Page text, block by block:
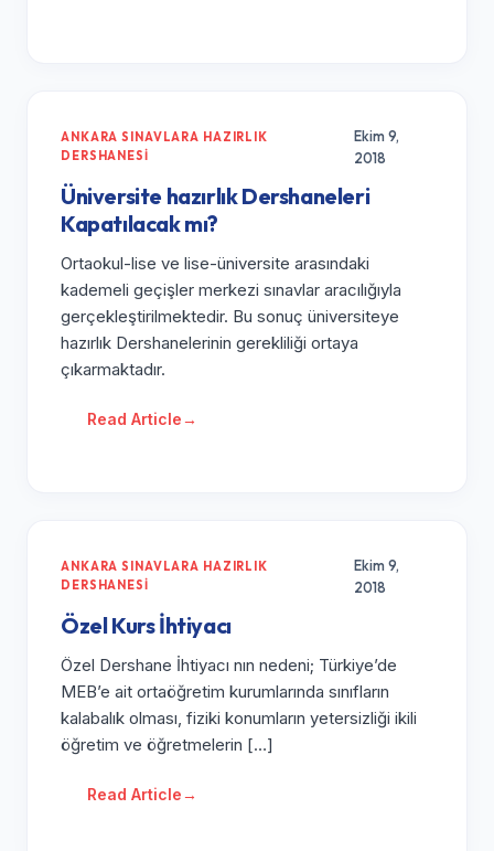
ANKARA SINAVLARA HAZIRLIK
DERSHANESI
Ekim 9,
2018
Üniversite hazırlık Dershaneleri
Kapatılacak mı?
Ortaokul-lise ve lise-üniversite arasındaki
kademeli geçişler merkezi sınavlar aracılığıyla
gerçekleştirilmektedir. Bu sonuç üniversiteye
hazırlık Dershanelerinin gerekliliği ortaya
çıkarmaktadır.
Read Article→
ANKARA SINAVLARA HAZIRLIK
DERSHANESI
Ekim 9,
2018
Özel Kurs İhtiyacı
Özel Dershane İhtiyacı nın nedeni; Türkiye’de
MEB’e ait ortaöğretim kurumlarında sınıfların
kalabalık olması, fiziki konumların yetersizliği ikili
öğretim ve öğretmelerin […]
Read Article→